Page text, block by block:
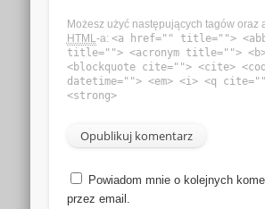
Możesz użyć następujących tagów oraz
HTML-a: <a href="" title="">
title=""> <acronym title="">
<blockquote cite=""> <cite>
datetime=""> <em> <i> <q
<strong>
Powiadom mnie o kolejnych
przez email.